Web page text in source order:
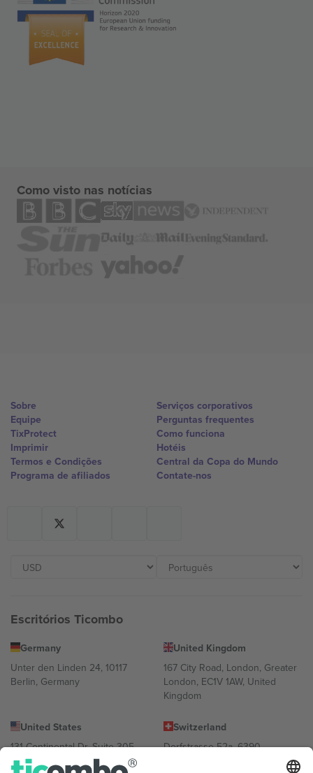
Como visto nas notícias
Sobre
Equipe
TixProtect
Imprimir
Termos e Condições
Programa de afiliados
Serviços corporativos
Perguntas frequentes
Como funciona
Hotéis
Central da Copa do Mundo
Contate-nos
Escritórios Ticombo
Germany
Unter den Linden 24, 10117
Berlin, Germany
United Kingdom
167 City Road, London, Greater
London, EC1V 1AW, United
Kingdom
United States
131 Continental Dr, Suite 305,
Newark, Delaware 19713, United
Switzerland
Dorfstrasse 52a, 6390